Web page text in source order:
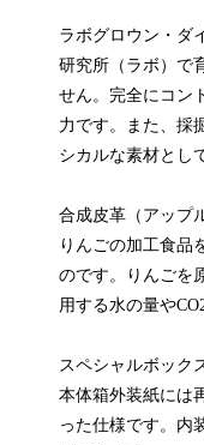
ラボグロウン・ダ
研究所（ラボ）で
せん。完全にコン
力です。また、採
シカルな素材とし
合成皮革（アップ
りんごの加工食品
のです。りんごを
用する水の量や
スペシャルボック
本体箱外装紙には
った仕様です。内